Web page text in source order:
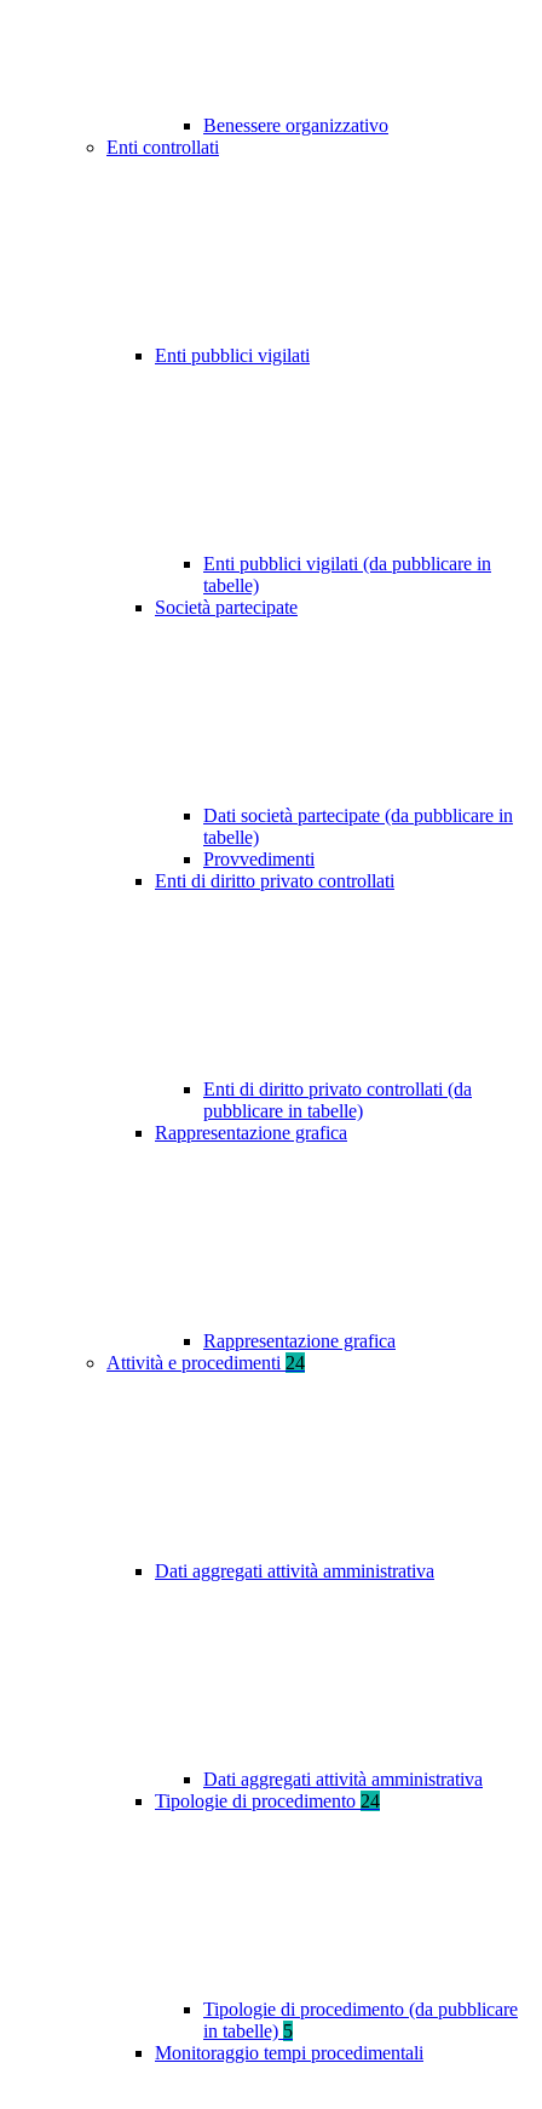
Benessere organizzativo
Enti controllati
Enti pubblici vigilati
Enti pubblici vigilati (da pubblicare in
tabelle)
Società partecipate
Dati società partecipate (da pubblicare in
tabelle)
Provvedimenti
Enti di diritto privato controllati
Enti di diritto privato controllati (da
pubblicare in tabelle)
Rappresentazione grafica
Rappresentazione grafica
Attività e procedimenti 24
Dati aggregati attività amministrativa
Dati aggregati attività amministrativa
Tipologie di procedimento 24
Tipologie di procedimento (da pubblicare
in tabelle) 5
Monitoraggio tempi procedimentali